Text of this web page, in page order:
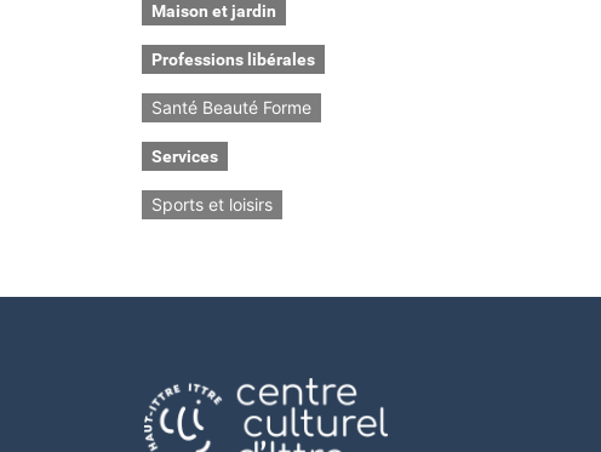
Maison et jardin
Professions libérales
Santé Beauté Forme
Services
Sports et loisirs